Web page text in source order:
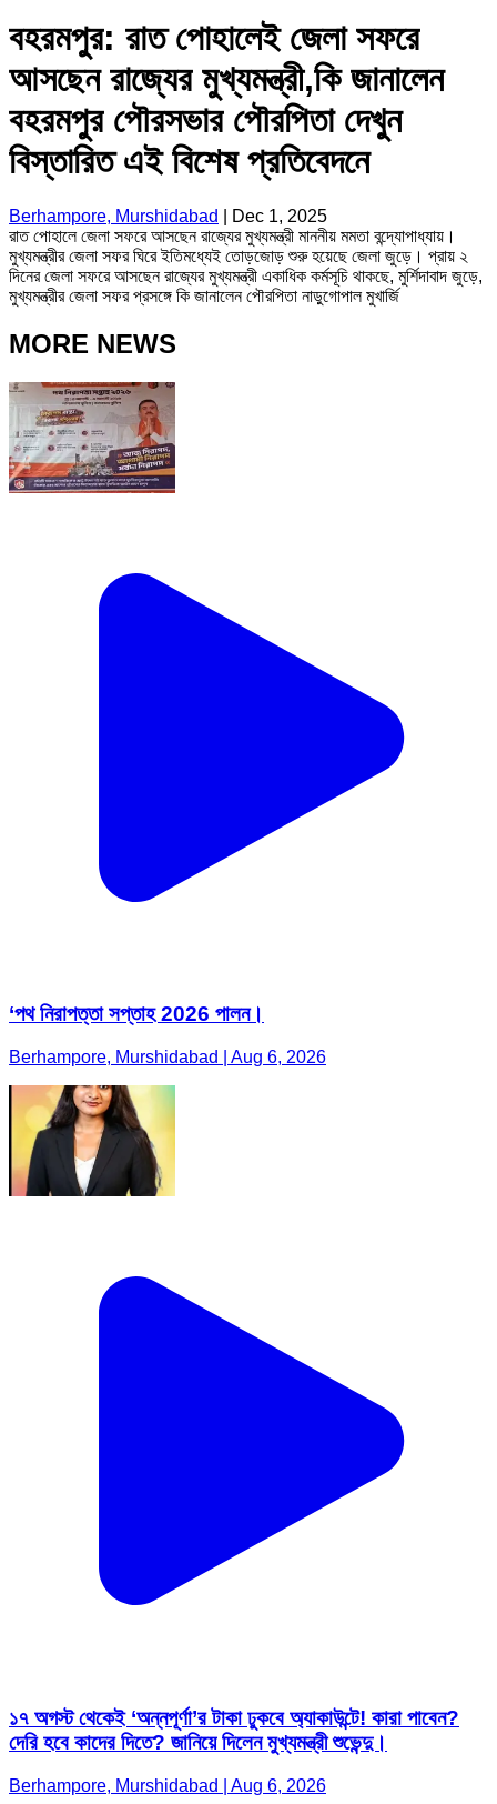
বহরমপুর: রাত পোহালেই জেলা সফরে
আসছেন রাজ্যের মুখ্যমন্ত্রী,কি জানালেন
বহরমপুর পৌরসভার পৌরপিতা দেখুন
বিস্তারিত এই বিশেষ প্রতিবেদনে
Berhampore, Murshidabad
Dec 1, 2025
রাত পোহালে জেলা সফরে আসছেন রাজ্যের মুখ্যমন্ত্রী মাননীয় মমতা বন্দ্যোপাধ্যায়।
মুখ্যমন্ত্রীর জেলা সফর ঘিরে ইতিমধ্যেই তোড়জোড় শুরু হয়েছে জেলা জুড়ে। প্রায় ২
দিনের জেলা সফরে আসছেন রাজ্যের মুখ্যমন্ত্রী একাধিক কর্মসূচি থাকছে, মুর্শিদাবাদ জুড়ে,
মুখ্যমন্ত্রীর জেলা সফর প্রসঙ্গে কি জানালেন পৌরপিতা নাড়ুগোপাল মুখার্জি
MORE NEWS
‘পথ নিরাপত্তা সপ্তাহ 2026 পালন।
Berhampore, Murshidabad | Aug 6, 2026
১৭ অগস্ট থেকেই ‘অন্নপূর্ণা’র টাকা ঢুকবে অ্যাকাউন্টে! কারা পাবেন?
দেরি হবে কাদের দিতে? জানিয়ে দিলেন মুখ্যমন্ত্রী শুভেন্দু।
Berhampore, Murshidabad | Aug 6, 2026